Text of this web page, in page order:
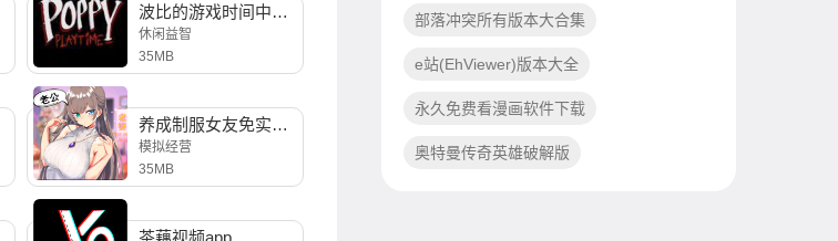
波比的游戏时间中文版
休闲益智
35MB
养成制服女友免实名制安装
模拟经营
35MB
茶藕视频app
部落冲突所有版本大合集
e站(EhViewer)版本大全
永久免费看漫画软件下载
奥特曼传奇英雄破解版